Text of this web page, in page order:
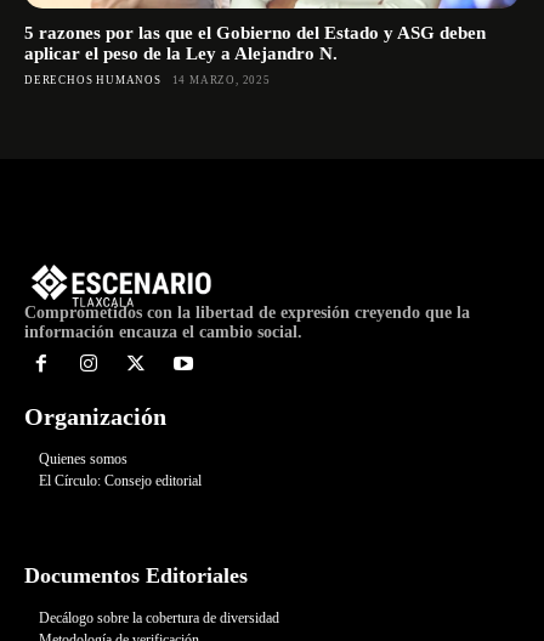
5 razones por las que el Gobierno del Estado y ASG deben
aplicar el peso de la Ley a Alejandro N.
DERECHOS HUMANOS 14 MARZO, 2025
Comprometidos con la libertad de expresión creyendo que la
información encauza el cambio social.
Organización
Quienes somos
El Círculo: Consejo editorial
Documentos Editoriales
Decálogo sobre la cobertura de diversidad